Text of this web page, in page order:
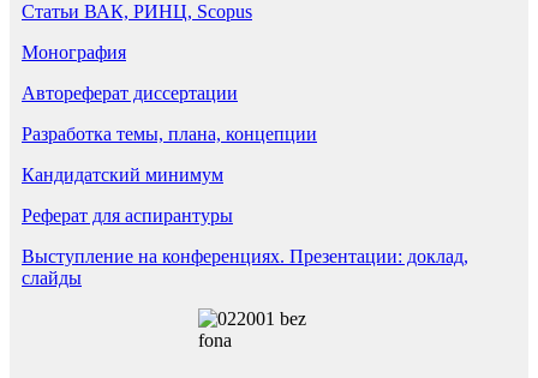
Статьи ВАК, РИНЦ, Scopus
Монография
Автореферат диссертации
Разработка темы, плана, концепции
Кандидатский минимум
Реферат для аспирантуры
Выступление на конференциях. Презентации: доклад,
слайды